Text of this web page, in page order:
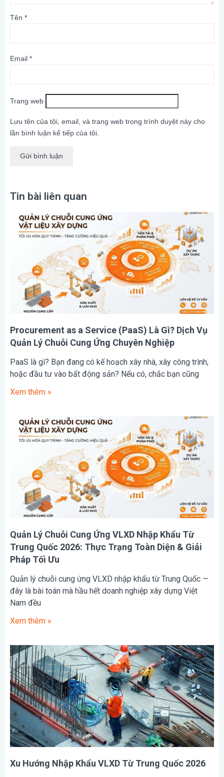
Tên *
Email *
Trang web
Lưu tên của tôi, email, và trang web trong trình duyệt này cho
lần bình luận kế tiếp của tôi.
Tin bài liên quan
Procurement as a Service (PaaS) Là Gì? Dịch Vụ
Quản Lý Chuỗi Cung Ứng Chuyên Nghiệp
PaaS là gì? Bạn đang có kế hoạch xây nhà, xây công trình,
hoặc đầu tư vào bất động sản? Nếu có, chắc bạn cũng
Xem thêm »
Quản Lý Chuỗi Cung Ứng VLXD Nhập Khẩu Từ
Trung Quốc 2026: Thực Trạng Toàn Diện & Giải
Pháp Tối Ưu
Quản lý chuỗi cung ứng VLXD nhập khẩu từ Trung Quốc —
đây là bài toán mà hầu hết doanh nghiệp xây dựng Việt
Nam đều
Xem thêm »
Xu Hướng Nhập Khẩu VLXD Từ Trung Quốc 2026